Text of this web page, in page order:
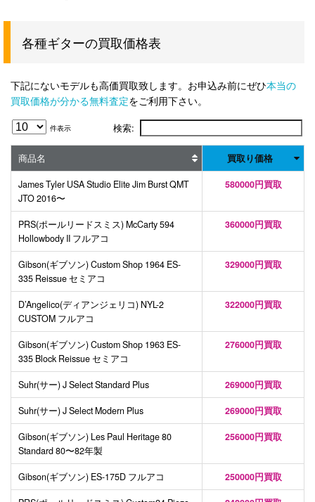
各種ギターの買取価格表
下記にないモデルも高価買取致します。お申込み前にぜひ本当の
買取価格が分かる無料査定をご利用下さい。
件表示 検索:
商品名 買取り価格
James Tyler USA Studio Elite Jim Burst QMT
JTO 2016〜
580000円買取
PRS(ポールリードスミス) McCarty 594
Hollowbody II フルアコ
360000円買取
Gibson(ギブソン) Custom Shop 1964 ES-
335 Reissue セミアコ
329000円買取
D’Angelico(ディアンジェリコ) NYL-2
CUSTOM フルアコ
322000円買取
Gibson(ギブソン) Custom Shop 1963 ES-
335 Block Reissue セミアコ
276000円買取
Suhr(サー) J Select Standard Plus 269000円買取
Suhr(サー) J Select Modern Plus 269000円買取
Gibson(ギブソン) Les Paul Heritage 80
Standard 80〜82年製
256000円買取
Gibson(ギブソン) ES-175D フルアコ 250000円買取